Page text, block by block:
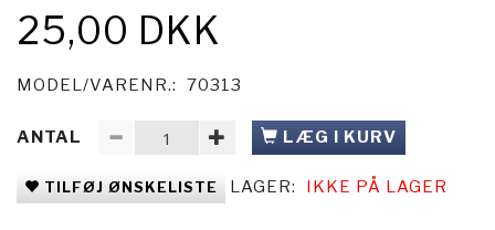
25,00 DKK
MODEL/VARENR.: 70313
ANTAL LÆG I KURV
TILFØJ ØNSKELISTE LAGER: IKKE PÅ LAGER